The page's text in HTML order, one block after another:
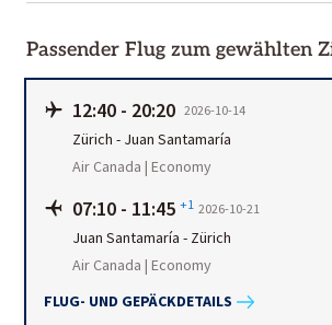
Passender Flug zum gewählten
12:40 - 20:20 2026-10-14
Zürich - Juan Santamaría
Air Canada | Economy
07:10 - 11:45 +1 2026-10-21
Juan Santamaría - Zürich
Air Canada | Economy
FLUG- UND GEPÄCKDETAILS